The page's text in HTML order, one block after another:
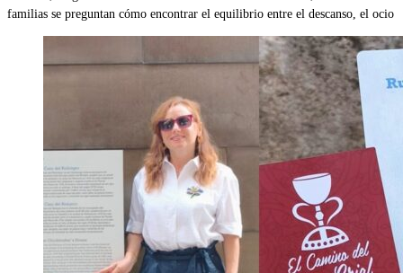
familias se preguntan cómo encontrar el equilibrio entre el descanso, el ocio